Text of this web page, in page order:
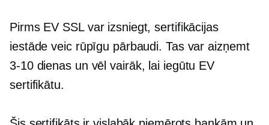
Pirms EV SSL var izsniegt, sertifikācijas
iestāde veic rūpīgu pārbaudi. Tas var aizņemt
3-10 dienas un vēl vairāk, lai iegūtu EV
sertifikātu.